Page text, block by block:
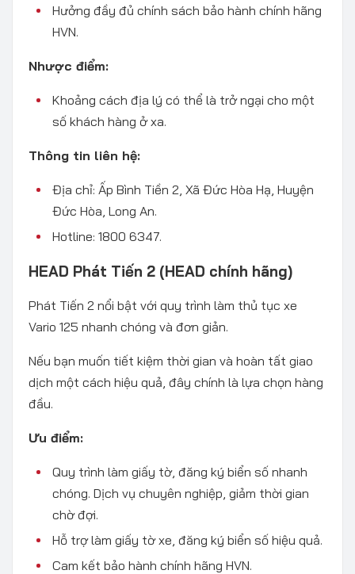
Hưởng đầy đủ chính sách bảo hành chính hãng
HVN.
Nhược điểm:
Khoảng cách địa lý có thể là trở ngại cho một
số khách hàng ở xa.
Thông tin liên hệ:
Địa chỉ: Ấp Bình Tiền 2, Xã Đức Hòa Hạ, Huyện
Đức Hòa, Long An.
Hotline: 1800 6347.
HEAD Phát Tiến 2 (HEAD chính hãng)
Phát Tiến 2 nổi bật với quy trình làm thủ tục xe
Vario 125 nhanh chóng và đơn giản.
Nếu bạn muốn tiết kiệm thời gian và hoàn tất giao
dịch một cách hiệu quả, đây chính là lựa chọn hàng
đầu.
Ưu điểm:
Quy trình làm giấy tờ, đăng ký biển số nhanh
chóng. Dịch vụ chuyên nghiệp, giảm thời gian
chờ đợi.
Hỗ trợ làm giấy tờ xe, đăng ký biển số hiệu quả.
Cam kết bảo hành chính hãng HVN.